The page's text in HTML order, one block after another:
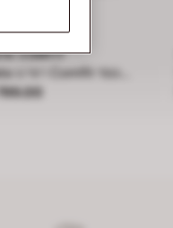
COMFIT
า ฿ 799.00